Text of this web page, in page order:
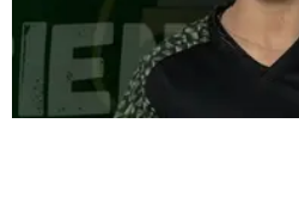
Turismo
Salud
El tiempo